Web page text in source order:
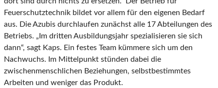
Feuerschutztechnik bildet vor allem für den eigenen Bedarf
aus. Die Azubis durchlaufen zunächst alle 17 Abteilungen des
Betriebs. „Im dritten Ausbildungsjahr spezialisieren sie sich
dann“, sagt Kaps. Ein festes Team kümmere sich um den
Nachwuchs. Im Mittelpunkt stünden dabei die
zwischenmenschlichen Beziehungen, selbstbestimmtes
Arbeiten und weniger das Produkt.